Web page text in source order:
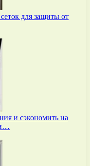
для защиты от
и сэкономить на